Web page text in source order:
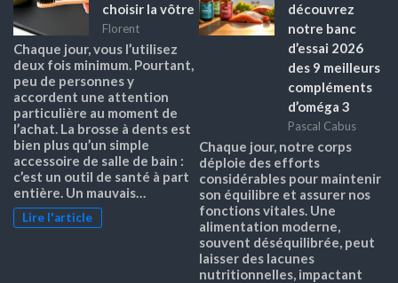
choisir la vôtre
Florent
Chaque jour, vous l’utilisez
deux fois minimum. Pourtant,
peu de personnes y
accordent une attention
particulière au moment de
l’achat. La brosse à dents est
bien plus qu’un simple
accessoire de salle de bain :
c’est un outil de santé à part
entière. Un mauvais…
Lire l'article
découvrez
notre banc
d’essai 2026
des 9 meilleurs
compléments
d’oméga 3
Pascal Cabus
Chaque jour, notre corps
déploie des efforts
considérables pour maintenir
son équilibre et assurer nos
fonctions vitales. Une
alimentation moderne,
souvent déséquilibrée, peut
laisser des lacunes
nutritionnelles, impactant